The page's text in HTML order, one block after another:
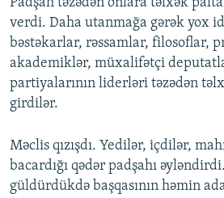
Padşah təzədən onlara təlxək
verdi. Daha utanmağa gərək yox
bəstəkarlar, rəssamlar, filosoflar,
akademiklər, müxalifətçi
partiyalarının liderləri təzədən
girdilər.
Məclis qızışdı. Yedilər, içdilər,
bacardığı qədər padşahı
güldürdükdə başqasının həmin